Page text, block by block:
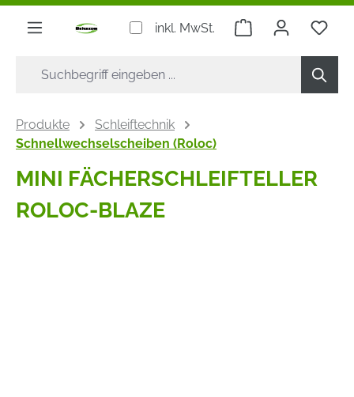
springen
inkl. MwSt. Warenkorb
Produkte
Schleiftechnik
Schnellwechselscheiben (Roloc)
MINI FÄCHERSCHLEIFTELLER
ROLOC-BLAZE